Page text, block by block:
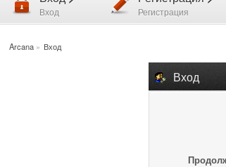
Вход Регистрация
Arcana» Вход
Вход